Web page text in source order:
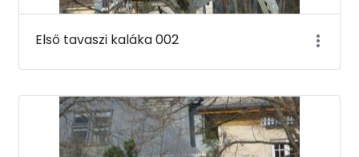
Első tavaszi kaláka 002